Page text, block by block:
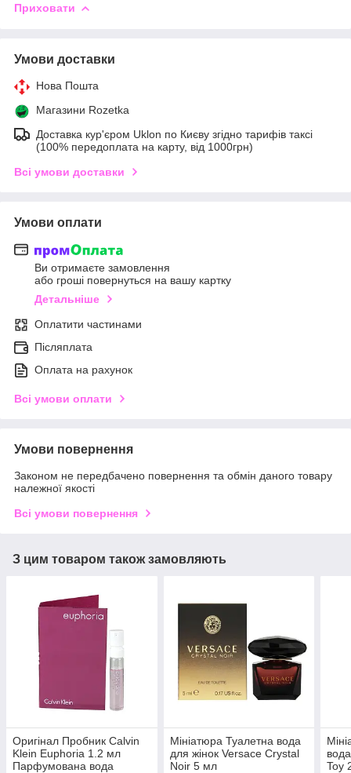
Приховати
Умови доставки
Нова Пошта
Магазини Rozetka
Доставка кур'єром Uklon по Києву згідно тарифів таксі
(100% передоплата на карту, від 1000грн)
Всі умови доставки
Умови оплати
Ви отримаєте замовлення
або гроші повернуться на вашу картку
Детальніше
Оплатити частинами
Післяплата
Оплата на рахунок
Всі умови оплати
Умови повернення
Законом не передбачено повернення та обмін даного товару
належної якості
Всі умови повернення
З цим товаром також замовляють
Оригінал Пробник Calvin
Klein Euphoria 1.2 мл
Парфумована вода
Мініатюра Туалетна вода
для жінок Versace Crystal
Noir 5 мл
Toy